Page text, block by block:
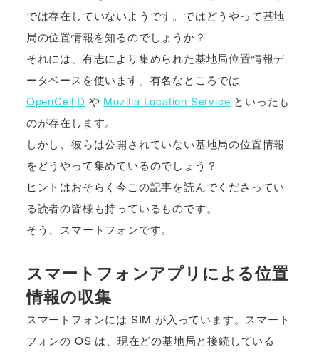
では存在していないようです。ではどうやって基地
局の位置情報を知るのでしょうか？
それには、有志により集められた基地局位置情報デ
ータベースを使います。有名なところでは
OpenCelliD や Mozilla Location Service といったも
のが存在します。
しかし、彼らは公開されていない基地局の位置情報
をどうやって集めているのでしょう？
ヒントはおそらく今この記事を読んでくださってい
る読者の皆様も持っているものです。
そう、スマートフォンです。
スマートフォンアプリによる位置
情報の収集
スマートフォンには SIM が入っています。スマート
フォンの OS は、現在どの基地局と接続している